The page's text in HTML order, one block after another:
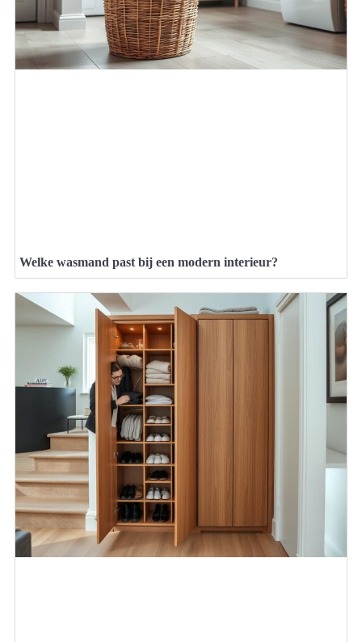
Welke wasmand past bij een modern interieur?